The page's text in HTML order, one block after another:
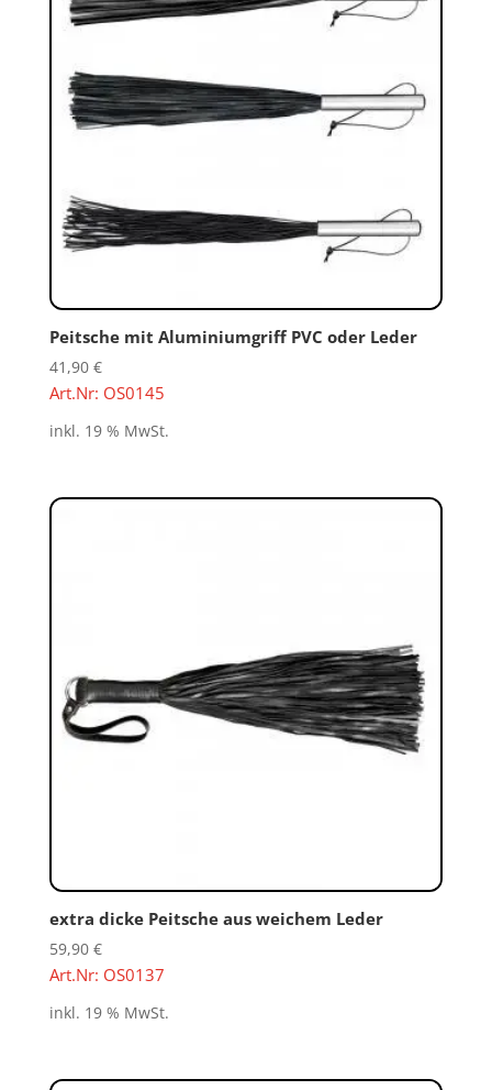
Peitsche mit Aluminiumgriff PVC oder Leder
41,90 €
Art.Nr: OS0145
inkl. 19 % MwSt.
extra dicke Peitsche aus weichem Leder
59,90 €
Art.Nr: OS0137
inkl. 19 % MwSt.